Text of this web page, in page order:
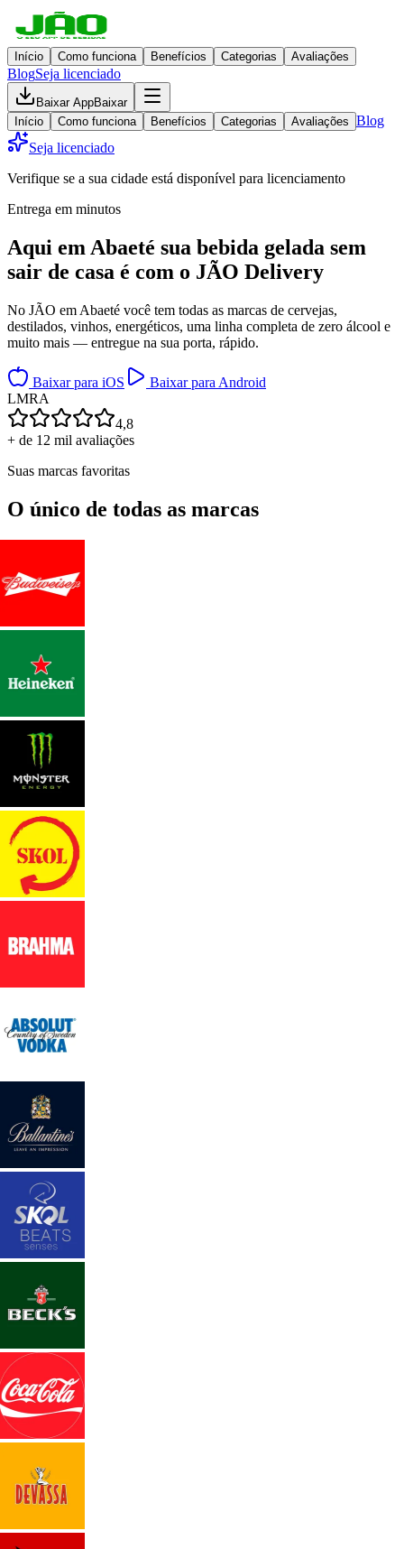
Início Como funciona Benefícios Categorias Avaliações
BlogSeja licenciado
Baixar AppBaixar
Início
Como funciona Benefícios Categorias Avaliações Blog
Seja licenciado
Verifique se a sua cidade está disponível para licenciamento
Entrega em minutos
Aqui em Abaeté sua bebida gelada sem
sair de casa é com o JÃO Delivery
No JÃO em Abaeté você tem todas as marcas de cervejas,
destilados, vinhos, energéticos, uma linha completa de zero álcool e
muito mais — entregue na sua porta, rápido.
Baixar para iOS
Baixar para Android
LMRA
4,8
+ de 12 mil avaliações
Suas marcas favoritas
O único de todas as marcas